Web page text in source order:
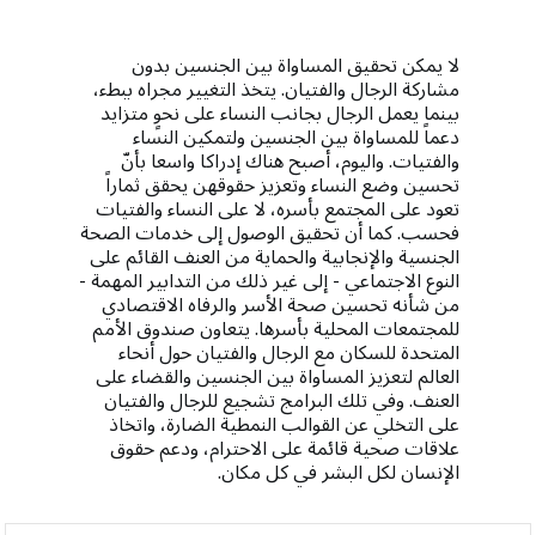
لا يمكن تحقيق المساواة بين الجنسين بدون
مشاركة الرجال والفتيان. يتخذ التغيير مجراه ببطء،
بينما يعمل الرجال بجانب النساء على نحوٍ متزايد
دعماً للمساواة بين الجنسين ولتمكين النساء
والفتيات. واليوم، أصبح هناك إدراكا واسعا بأنّ
تحسين وضع النساء وتعزيز حقوقهن يحقق ثماراً
تعود على المجتمع بأسره، لا على النساء والفتيات
فحسب. كما أن تحقيق الوصول إلى خدمات الصحة
الجنسية والإنجابية والحماية من العنف القائم على
النوع الاجتماعي - إلى غير ذلك من التدابير المهمة -
من شأنه تحسين صحة الأسر والرفاه الاقتصادي
للمجتمعات المحلية بأسرها. يتعاون صندوق الأمم
المتحدة للسكان مع الرجال والفتيان حول أنحاء
العالم لتعزيز المساواة بين الجنسين والقضاء على
العنف. وفي تلك البرامج تشجيع للرجال والفتيان
على التخلي عن القوالب النمطية الضارة، واتخاذ
علاقات صحية قائمة على الاحترام، ودعم حقوق
الإنسان لكل البشر في كل مكان.